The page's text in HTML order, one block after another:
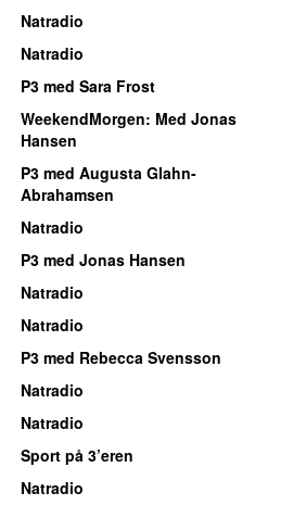
Natradio
Natradio
P3 med Sara Frost
WeekendMorgen: Med Jonas
Hansen
P3 med Augusta Glahn-
Abrahamsen
Natradio
P3 med Jonas Hansen
Natradio
Natradio
P3 med Rebecca Svensson
Natradio
Natradio
Sport på 3’eren
Natradio